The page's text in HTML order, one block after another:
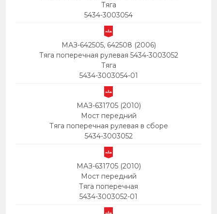
Тяга
5434-3003054
МАЗ-642505, 642508 (2006)
Тяга поперечная рулевая 5434-3003052
Тяга
5434-3003054-01
МАЗ-631705 (2010)
Мост передний
Тяга поперечная рулевая в сборе
5434-3003052
МАЗ-631705 (2010)
Мост передний
Тяга поперечная
5434-3003052-01